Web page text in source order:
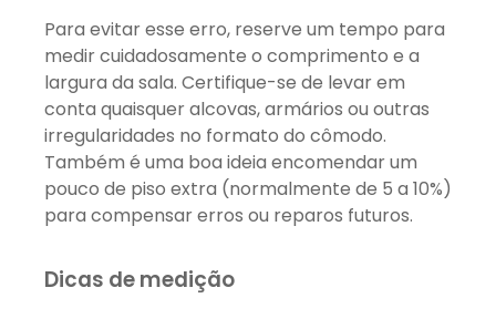
Para evitar esse erro, reserve um tempo para
medir cuidadosamente o comprimento e a
largura da sala. Certifique-se de levar em
conta quaisquer alcovas, armários ou outras
irregularidades no formato do cômodo.
Também é uma boa ideia encomendar um
pouco de piso extra (normalmente de 5 a 10%)
para compensar erros ou reparos futuros.
Dicas de medição